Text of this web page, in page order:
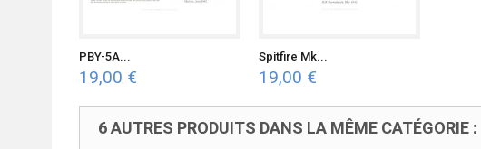
PBY-5A...
19,00 €
Spitfire Mk...
19,00 €
6 AUTRES PRODUITS DANS LA MÊME CATÉGORIE :